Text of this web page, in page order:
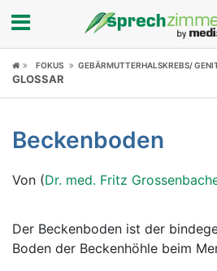
Fokus
Symptome
Untersuchungen
News
FOKUS GEBÄRMUTTERHALSKREBS/
GLOSSAR
Beckenboden
Von (Dr. med. Fritz
Der Beckenboden ist der
Boden der Beckenhöhle beim